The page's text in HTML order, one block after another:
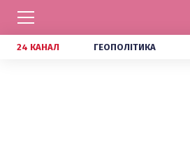
24 КАНАЛ ГЕОПОЛІТИКА